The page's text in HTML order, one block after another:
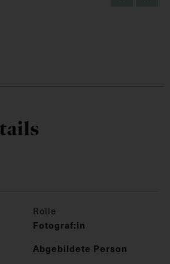
Rolle
Fotograf:in
Abgebildete Person